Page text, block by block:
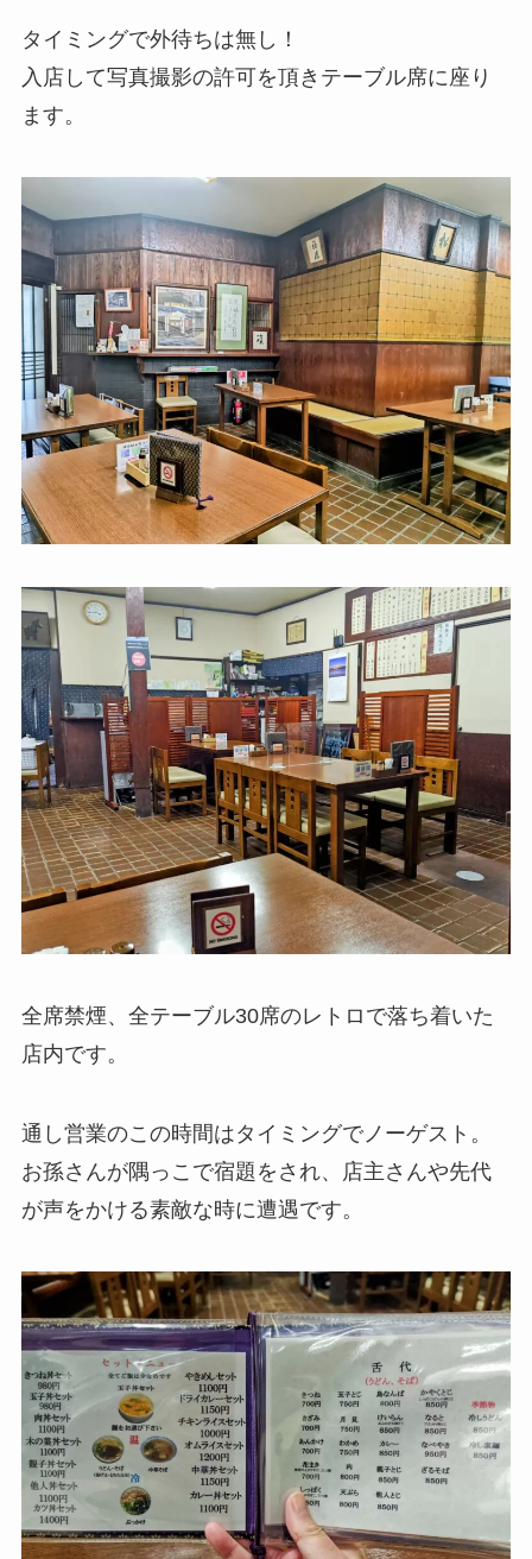
タイミングで外待ちは無し！
入店して写真撮影の許可を頂きテーブル席に座り
ます。
全席禁煙、全テーブル30席のレトロで落ち着いた
店内です。
通し営業のこの時間はタイミングでノーゲスト。
お孫さんが隅っこで宿題をされ、店主さんや先代
が声をかける素敵な時に遭遇です。